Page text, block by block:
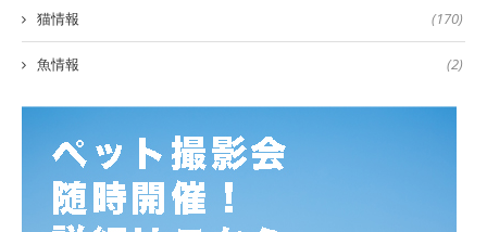
猫情報 (170)
魚情報 (2)